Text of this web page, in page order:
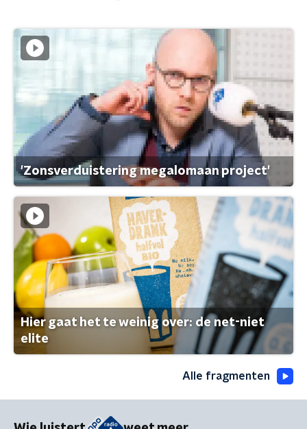
'Zonsverduistering megalomaan project'
Hier gaat het te weinig over: de net-niet
elite
Alle fragmenten